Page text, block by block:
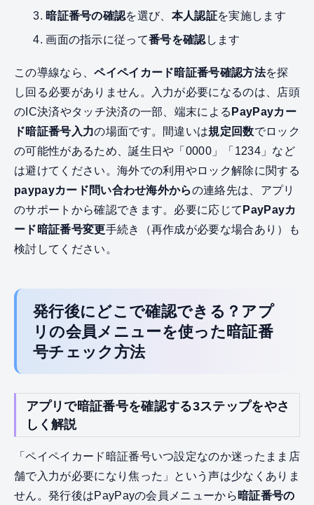
暗証番号の確認を選び、 本人認証を実施します
画面の指示に従って番号を確認 します
この導線なら、ペイペイカード暗証番号確認方法を探
し回る必要がありません。入力が必要になるのは、店頭
のIC決済やタッチ決済の一部、端末による PayPayカー
ド暗証番号入力の場面です。間違いは規定回数でロック
の可能性があるため、誕生日や「0000」「1234」など
は避けてください。海外での利用やロック解除に関する
paypayカード問い合わせ海外からの連絡先は、アプリ
のサポートから確認できます。必要に応じて PayPayカ
ード暗証番号変更手続き（再作成が必要な場合あり）も
検討してください。
発行後にどこで確認できる？アプ
リの会員メニューを使った暗証番
号チェック方法
アプリで暗証番号を確認する3ステップをやさ
しく解説
「ペイペイカード暗証番号いつ設定なのか迷ったまま店
舗で入力が必要になり焦った」という声は少なくありま
せん。発行後はPayPayの会員メニューから 暗証番号の